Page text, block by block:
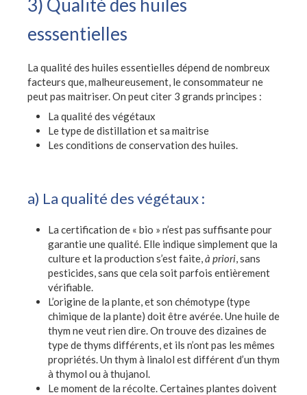
3) Qualité des huiles
esssentielles
La qualité des huiles essentielles dépend de nombreux
facteurs que, malheureusement, le consommateur ne
peut pas maitriser. On peut citer 3 grands principes :
La qualité des végétaux
Le type de distillation et sa maitrise
Les conditions de conservation des huiles.
a) La qualité des végétaux :
La certification de « bio » n’est pas suffisante pour
garantie une qualité. Elle indique simplement que la
culture et la production s’est faite,à priori, sans
pesticides, sans que cela soit parfois entièrement
vérifiable.
L’origine de la plante, et son chémotype (type
chimique de la plante) doit être avérée. Une huile de
thym ne veut rien dire. On trouve des dizaines de
type de thyms différents, et ils n’ont pas les mêmes
propriétés. Un thym à linalol est différent d’un thym
à thymol ou à thujanol.
Le moment de la récolte. Certaines plantes doivent